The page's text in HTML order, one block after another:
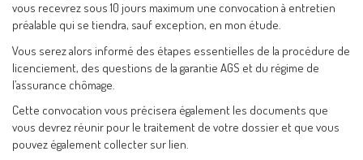
vous recevrez sous 10 jours maximum une convocation à entretien
préalable qui se tiendra, sauf exception, en mon étude.
Vous serez alors informé des étapes essentielles de la procédure de
licenciement, des questions de la garantie AGS et du régime de
l’assurance chômage.
Cette convocation vous précisera également les documents que
vous devrez réunir pour le traitement de votre dossier et que vous
pouvez également collecter sur lien.